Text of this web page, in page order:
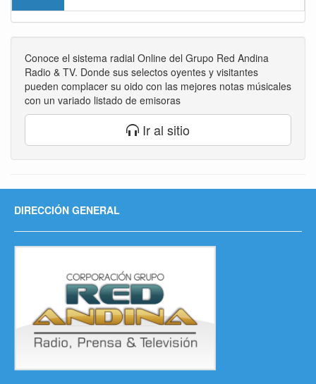
Conoce el sistema radial Online del Grupo Red Andina
Radio & TV. Donde sus selectos oyentes y visitantes
pueden complacer su oido con las mejores notas músicales
con un variado listado de emisoras
Ir al sitio
DIRECCIÓN GENERAL